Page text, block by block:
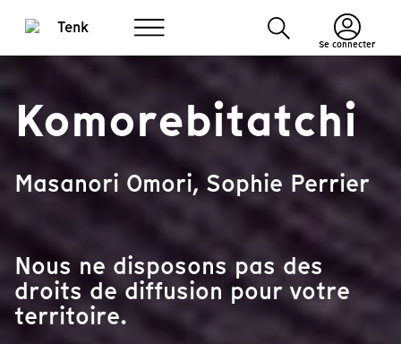
Se connecter
Komorebitatchi
Masanori Omori, Sophie Perrier
Nous ne disposons pas des
droits de diffusion pour votre
territoire.